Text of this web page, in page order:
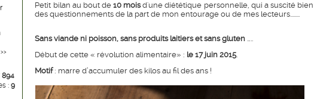
>>
894
: 9
Petit bilan au bout de10 moisd'une diététique personnelle, qui a suscité bien
des questionnements de la part de mon entourage ou de mes lecteurs........
Sans viande ni poisson, sans produits laitiers et sans gluten…..
Début de cette « révolution alimentaire» : le 17 juin 2015.
Motif: marre d’accumuler des kilos au fil des ans !